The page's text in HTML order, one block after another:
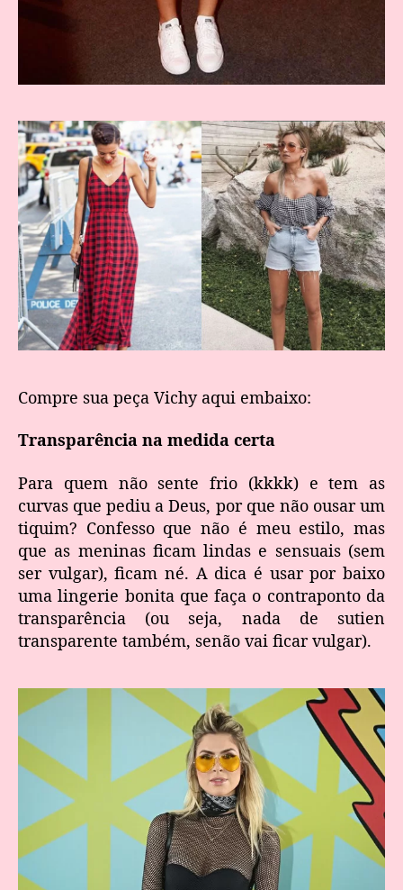
Compre sua peça Vichy aqui embaixo:
Transparência na medida certa
Para quem não sente frio (kkkk) e tem as
curvas que pediu a Deus, por que não ousar um
tiquim? Confesso que não é meu estilo, mas
que as meninas ficam lindas e sensuais (sem
ser vulgar), ficam né. A dica é usar por baixo
uma lingerie bonita que faça o contraponto da
transparência (ou seja, nada de sutien
transparente também, senão vai ficar vulgar).